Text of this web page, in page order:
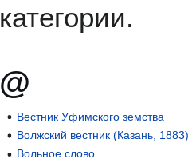
категории.
@
Вестник Уфимского земства
Волжский вестник (Казань, 1883)
Вольное слово